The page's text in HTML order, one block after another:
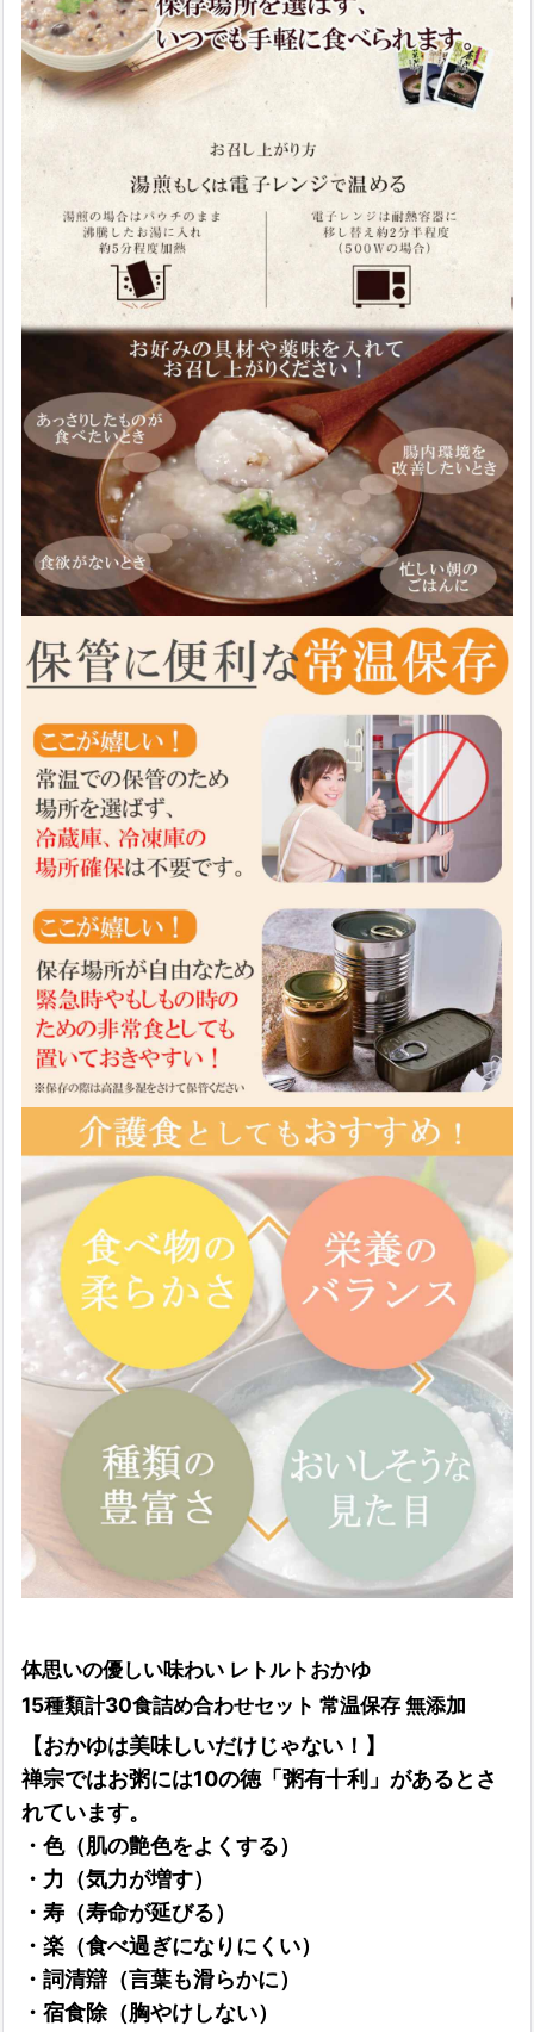
体思いの優しい味わい レトルトおかゆ
15種類計30食詰め合わせセット 常温保存 無添加
【おかゆは美味しいだけじゃない！】
禅宗ではお粥には10の徳「粥有十利」があるとさ
れています。
・色（肌の艶色をよくする）
・力（気力が増す）
・寿（寿命が延びる）
・楽（食べ過ぎになりにくい）
・詞清辯（言葉も滑らかに）
・宿食除（胸やけしない）